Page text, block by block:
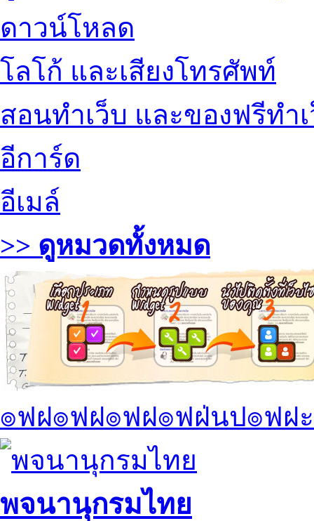
ดาวน์โหลด
โลโก้ และเสียงโทรศัพท์
สอนทำเว็บ และของฟรีทำ
อีการ์ด
อีเมล์
>> ดูหมวดทั้งหมด
๏ฟฝ๏ฟฝ๏ฟฝ๏ฟฝ่นป๏ฟฝ
พจนานุกรมไทย